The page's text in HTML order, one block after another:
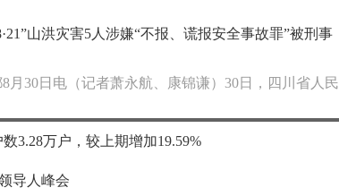
山洪灾害5人涉嫌“不报、谎报安全事故罪”被刑事
月30日电（记者萧永航、康锦谦）30日，四川省人民
3.28万户，较上期增加19.59%
导人峰会